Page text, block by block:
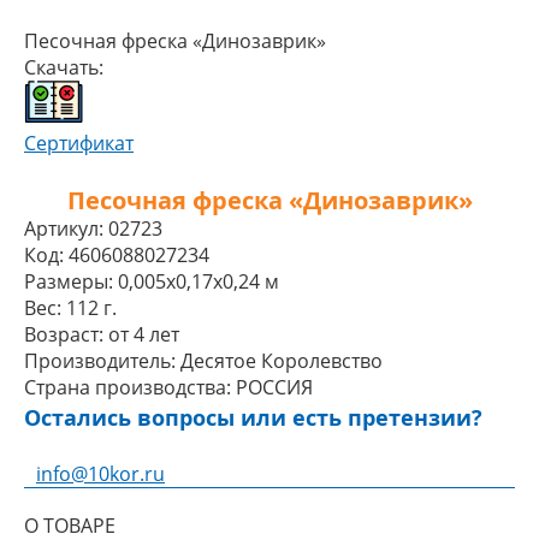
Песочная фреска «Динозаврик»
Скачать:
Сертификат
Песочная фреска «Динозаврик»
Артикул: 02723
Код: 4606088027234
Размеры: 0,005x0,17x0,24 м
Вес: 112 г.
Возраст: от 4 лет
Производитель: Десятое Королевство
Страна производства: РОССИЯ
Остались вопросы или есть претензии?
info@10kor.ru
О ТОВАРЕ